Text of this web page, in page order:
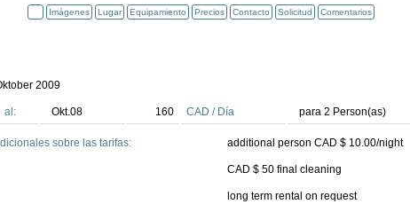
Imágenes Lugar Equipamiento Precios Contacto Solicitud Comentarios
2009
al: Okt.08 160 CAD / Día para 2 Person(as)
sobre las tarifas: additional person CAD $ 10.00/night
CAD $ 50 final cleaning
long term rental on request